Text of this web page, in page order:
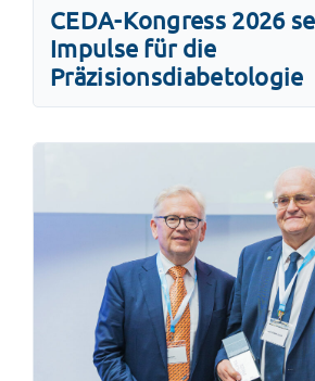
CEDA-Kongress 2026
Impulse für die
Präzisionsdiabetologie